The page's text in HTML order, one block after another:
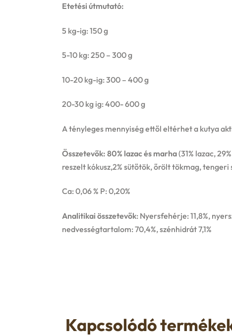
Etetési útmutató:
5 kg-ig: 150 g
5-10 kg: 250 – 300 g
10-20 kg-ig: 300 – 400 g
20-30 kg ig: 400- 600 g
A tényleges mennyiség ettől eltérhet a kutya
Összetevők: 80% lazac és marha(31% lazac,
reszelt kókusz,2% sütőtök, őrölt tökmag,
Ca: 0,06 % P: 0,20%
Analitikai összetevők: Nyersfehérje: 11,8%,
nedvességtartalom: 70,4%, szénhidrát 7,1%
Kapcsolódó